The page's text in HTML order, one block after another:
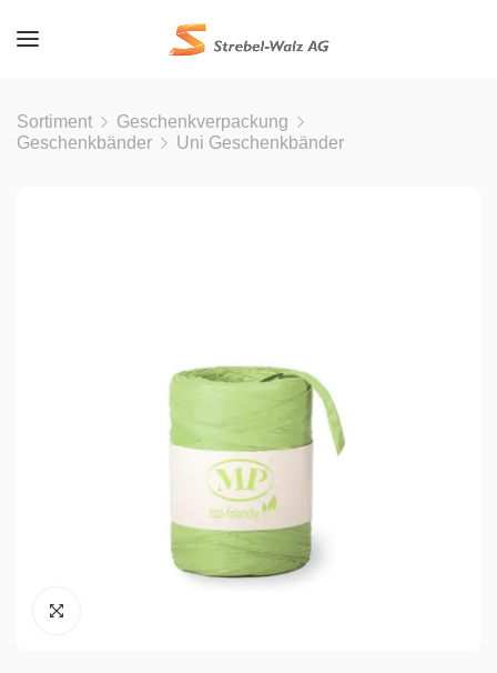
Sortiment
Geschenkverpackung
Geschenkbänder
Uni Geschenkbänder